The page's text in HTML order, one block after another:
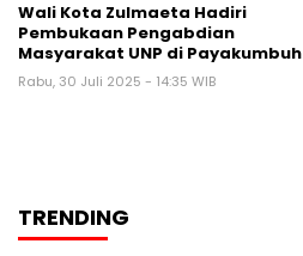
Wali Kota Zulmaeta Hadiri
Pembukaan Pengabdian
Masyarakat UNP di Payakumbuh
Rabu, 30 Juli 2025 - 14:35 WIB
TRENDING